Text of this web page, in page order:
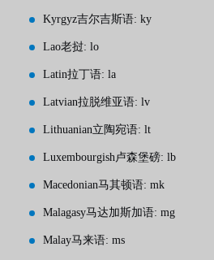
Kyrgyz吉尔吉斯语: ky
Lao老挝: lo
Latin拉丁语: la
Latvian拉脱维亚语: lv
Lithuanian立陶宛语: lt
Luxembourgish卢森堡磅: lb
Macedonian马其顿语: mk
Malagasy马达加斯加语: mg
Malay马来语: ms